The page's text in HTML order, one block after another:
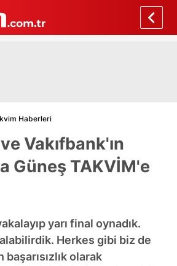
Haberleri
Vakıfbank'ın
Güneş TAKVİM'e
yarı final oynadık.
Herkes gibi biz de
olarak